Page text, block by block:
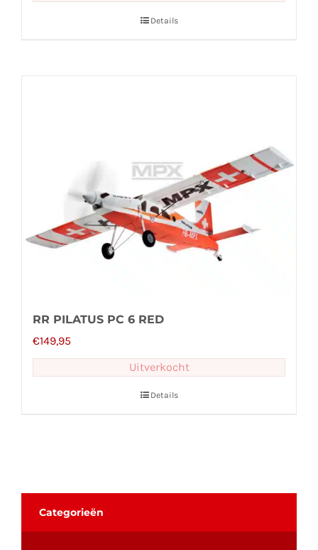
Details
RR PILATUS PC 6 RED
€149,95
Uitverkocht
Details
Categorieën